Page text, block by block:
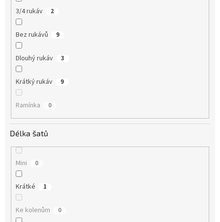
3/4 rukáv 2
Bez rukávů 9
Dlouhý rukáv 3
Krátký rukáv 9
Ramínka 0
Délka šatů
Mini 0
Krátké 1
Ke kolenům 0